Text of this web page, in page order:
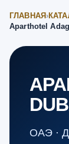
ГЛАВНАЯ ›
Aparthotel
ОАЭ ·